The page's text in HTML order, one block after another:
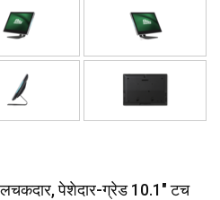
पेशेदार-ग्रेड 10.1" टच